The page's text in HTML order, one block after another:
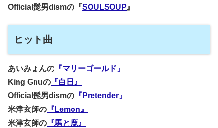
Official髭男dismの『SOULSOUP 』
ヒット曲
あいみょんの 『マリーゴールド』
King Gnuの 『白日』
Official髭男dismの 『Pretender』
米津玄師の 『Lemon』
米津玄師の 『馬と鹿』